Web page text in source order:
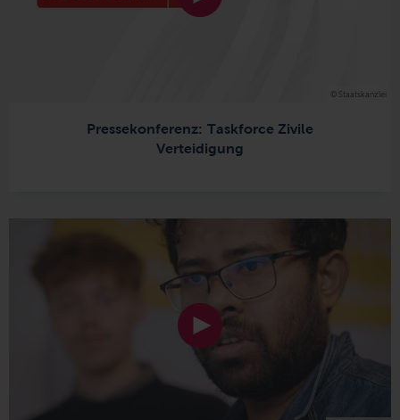
Pressekonferenz: Taskforce Zivile
Verteidigung
© Staatskanzlei